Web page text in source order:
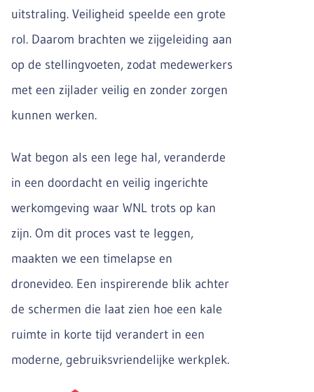
uitstraling. Veiligheid speelde een grote
rol. Daarom brachten we zijgeleiding aan
op de stellingvoeten, zodat medewerkers
met een zijlader veilig en zonder zorgen
kunnen werken.
Wat begon als een lege hal, veranderde
in een doordacht en veilig ingerichte
werkomgeving waar WNL trots op kan
zijn. Om dit proces vast te leggen,
maakten we een timelapse en
dronevideo. Een inspirerende blik achter
de schermen die laat zien hoe een kale
ruimte in korte tijd verandert in een
moderne, gebruiksvriendelijke werkplek.